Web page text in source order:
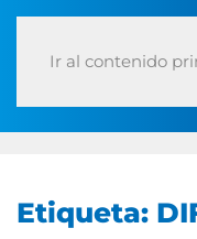
Ir al contenido
Etiqueta: